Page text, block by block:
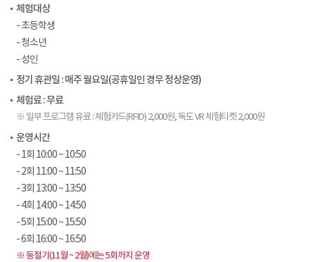
체험대상
- 초등학생
- 청소년
- 성인
정기 휴관일 : 매주 월요일(공휴일인 경우 정상운영)
체험료 : 무료
※ 일부 프로그램 유료 : 체험카드(RFID) 2,000원, 독도 VR 체험티켓 2,000원
운영시간
- 1회 10:00 ~ 10:50
- 2회 11:00 ~ 11:50
- 3회 13:00 ~ 13:50
- 4회 14:00 ~ 14:50
- 5회 15:00 ~ 15:50
- 6회 16:00 ~ 16:50
※ 동절기(11월 ~ 2월)에는 5회까지 운영